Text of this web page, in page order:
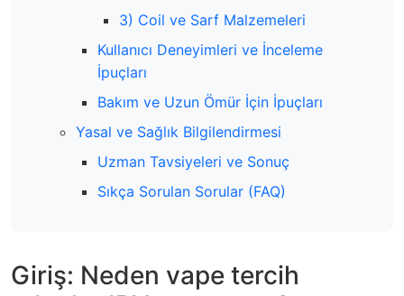
3) Coil ve Sarf Malzemeleri
Kullanıcı Deneyimleri ve İnceleme
İpuçları
Bakım ve Uzun Ömür İçin İpuçları
Yasal ve Sağlık Bilgilendirmesi
Uzman Tavsiyeleri ve Sonuç
Sıkça Sorulan Sorular (FAQ)
Giriş: Neden vape tercih